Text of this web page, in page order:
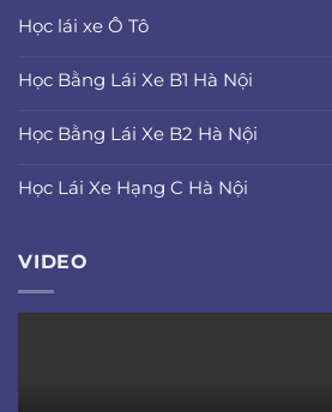
Học lái xe Ô Tô
Học Bằng Lái Xe B1 Hà Nội
Học Bằng Lái Xe B2 Hà Nội
Học Lái Xe Hạng C Hà Nội
VIDEO